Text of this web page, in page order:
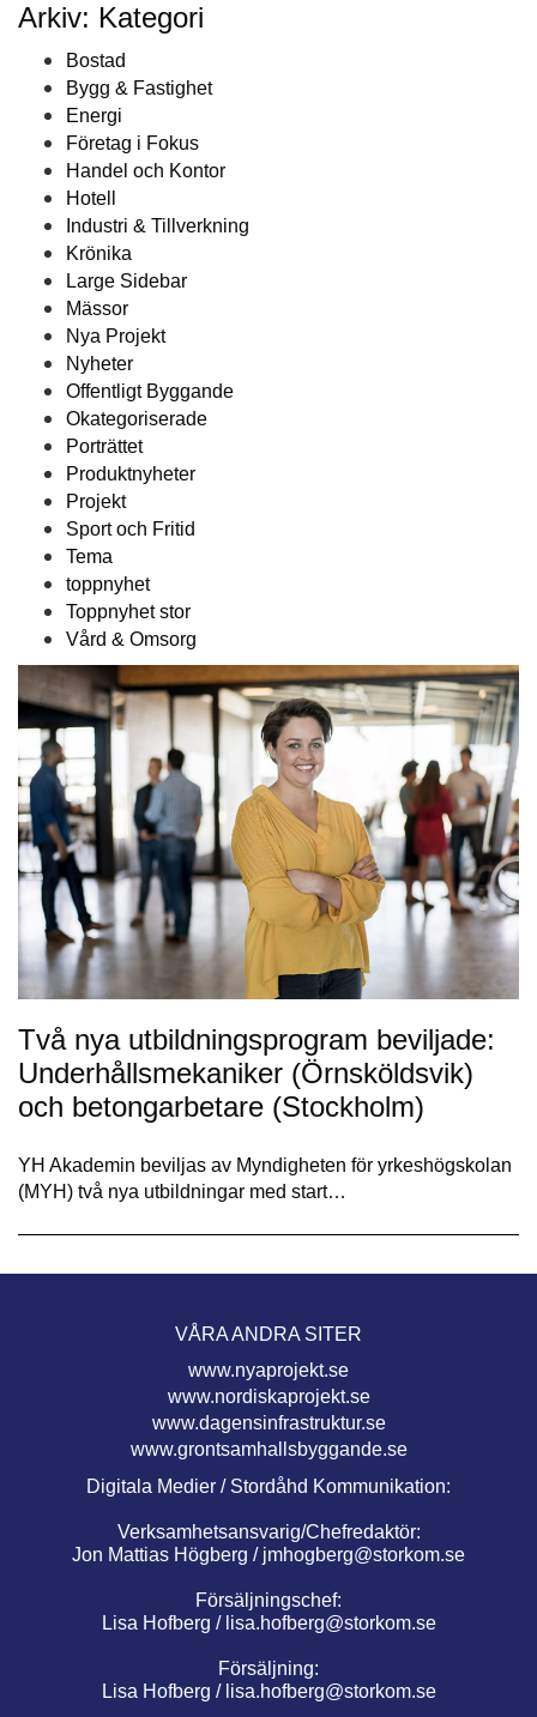
Arkiv: Kategori
Bostad
Bygg & Fastighet
Energi
Företag i Fokus
Handel och Kontor
Hotell
Industri & Tillverkning
Krönika
Large Sidebar
Mässor
Nya Projekt
Nyheter
Offentligt Byggande
Okategoriserade
Porträttet
Produktnyheter
Projekt
Sport och Fritid
Tema
toppnyhet
Toppnyhet stor
Vård & Omsorg
Två nya utbildningsprogram beviljade:
Underhållsmekaniker (Örnsköldsvik)
och betongarbetare (Stockholm)
YH Akademin beviljas av Myndigheten för yrkeshögskolan
(MYH) två nya utbildningar med start…
VÅRA ANDRA SITER
www.nyaprojekt.se
www.nordiskaprojekt.se
www.dagensinfrastruktur.se
www.grontsamhallsbyggande.se
Digitala Medier / Stordåhd Kommunikation:
Verksamhetsansvarig/Chefredaktör:
Jon Mattias Högberg / jmhogberg@storkom.se
Försäljningschef:
Lisa Hofberg / lisa.hofberg@storkom.se
Försäljning:
Lisa Hofberg / lisa.hofberg@storkom.se